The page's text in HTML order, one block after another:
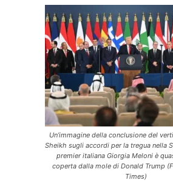
Un’immagine della conclusione del
Sheikh sugli accordi per la tregua nella
premier italiana Giorgia Meloni è
coperta dalla mole di Donald Trump
Times)